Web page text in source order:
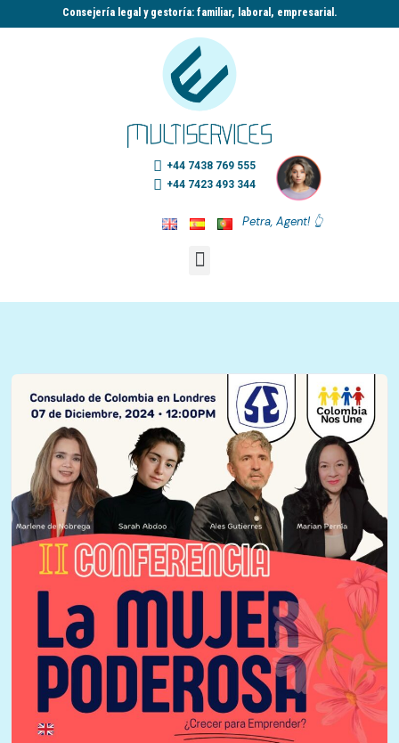
Consejería legal y gestoría: familiar, laboral, empresarial.​
+44 7438 769 555
+44 7423 493 344
Petra, Agent! 👆